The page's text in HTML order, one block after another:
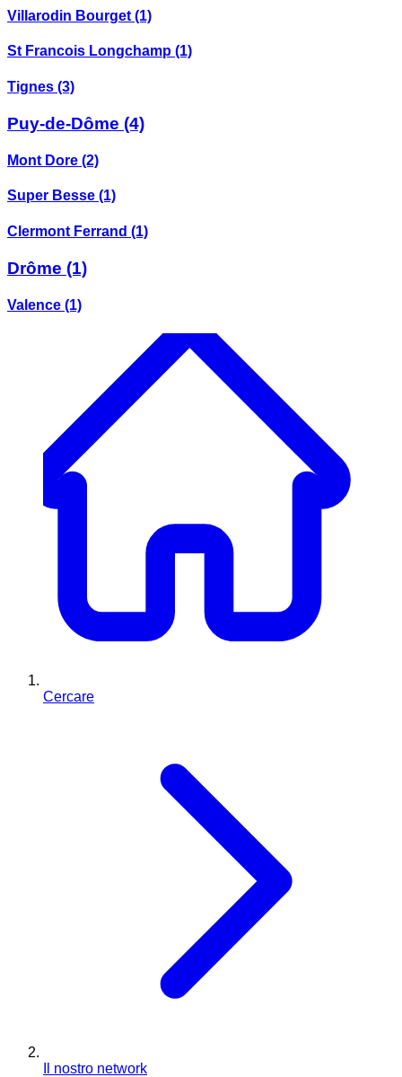
Villarodin Bourget (1)
St Francois Longchamp (1)
Tignes (3)
Puy-de-Dôme (4)
Mont Dore (2)
Super Besse (1)
Clermont Ferrand (1)
Drôme (1)
Valence (1)
Cercare
Il nostro network